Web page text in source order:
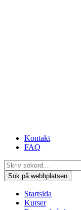
Kontakt
FAQ
Sök på webbplatsen
Startsida
Kurser